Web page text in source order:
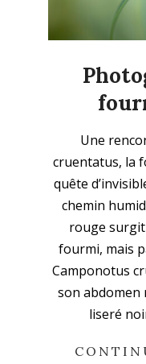
11
Une
cruentatus, la
quête
chemin
rouge
fourmi, mais
Camponotus
son abdomen
liseré